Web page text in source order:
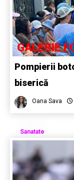
GALERIE
Pompierii
biserică
Oana Sava
Sanatate